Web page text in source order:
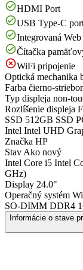
HDMI Port
USB Type-C
Integrovaná Web
Čítačka
WiFi pripojenie
Optická mechanika
Farba čierno-
Typ displeja non-
Rozlíšenie displeja
SSD 512GB SSD
Intel Intel UHD
Značka HP
Stav Ako nový
Intel Core i5 Intel
GHz)
Display 24.0"
Operačný systém
SO-DIMM DDR4
Informácie o stave